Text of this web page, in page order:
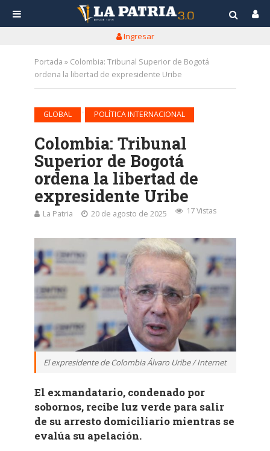
Ingresar
Portada » Colombia: Tribunal Superior de Bogotá
ordena la libertad de expresidente Uribe
GLOBAL POLÍTICA INTERNACIONAL
Colombia: Tribunal
Superior de Bogotá
ordena la libertad de
expresidente Uribe
La Patria 20 de agosto de 2025 17 Vistas
El expresidente de Colombia Álvaro Uribe / Internet
El exmandatario, condenado por
sobornos, recibe luz verde para salir
de su arresto domiciliario mientras se
evalúa su apelación.